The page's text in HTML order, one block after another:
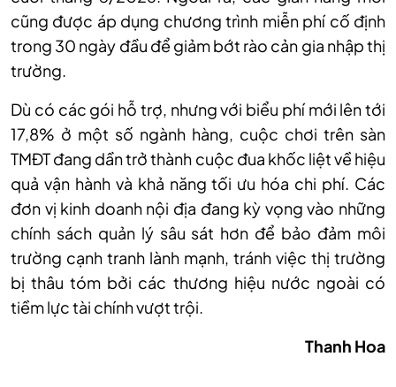
cũng được áp dụng chương trình miễn phí cố định
trong 30 ngày đầu để giảm bớt rào cản gia nhập thị
trường.
Dù có các gói hỗ trợ, nhưng với biểu phí mới lên tới
17,8% ở một số ngành hàng, cuộc chơi trên sàn
TMĐT đang dần trở thành cuộc đua khốc liệt về hiệu
quả vận hành và khả năng tối ưu hóa chi phí. Các
đơn vị kinh doanh nội địa đang kỳ vọng vào những
chính sách quản lý sâu sát hơn để bảo đảm môi
trường cạnh tranh lành mạnh, tránh việc thị trường
bị thâu tóm bởi các thương hiệu nước ngoài có
tiềm lực tài chính vượt trội.
Thanh Hoa